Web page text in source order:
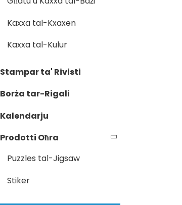
Kaxxa tal-Kxaxen
Kaxxa tal-Kulur
Stampar ta' Rivisti
Borża tar-Rigali
Kalendarju
Prodotti Oħra
Puzzles tal-Jigsaw
Stiker